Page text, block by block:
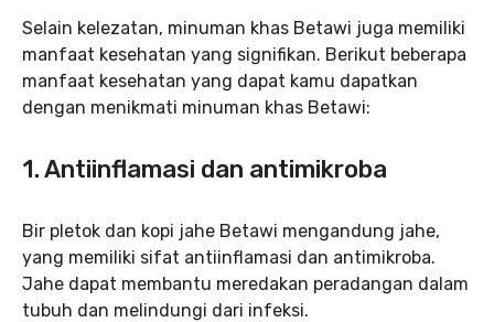
Selain kelezatan, minuman khas Betawi juga memiliki
manfaat kesehatan yang signifikan. Berikut beberapa
manfaat kesehatan yang dapat kamu dapatkan
dengan menikmati minuman khas Betawi:
1. Antiinflamasi dan antimikroba
Bir pletok dan kopi jahe Betawi mengandung jahe,
yang memiliki sifat antiinflamasi dan antimikroba.
Jahe dapat membantu meredakan peradangan dalam
tubuh dan melindungi dari infeksi.